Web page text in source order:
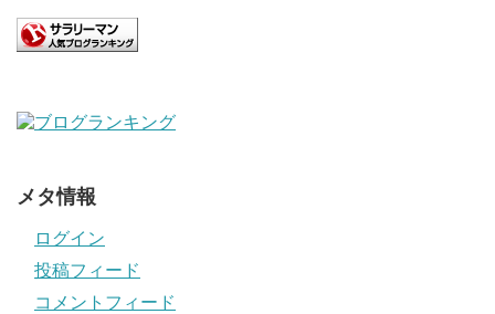
メタ情報
ログイン
投稿フィード
コメントフィード